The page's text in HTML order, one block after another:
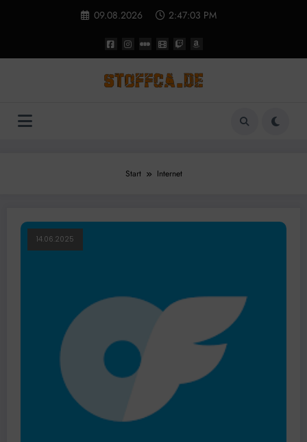
09.08.2026 2:47:03 PM
Start Internet
14.06.2025